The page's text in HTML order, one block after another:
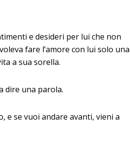
e desideri per lui che non
fare l’amore con lui solo una
a sua sorella.
dire una parola.
e se vuoi andare avanti, vieni a